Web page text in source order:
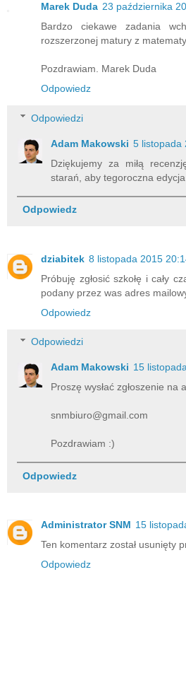
Marek Duda 23 października
Bardzo ciekawe zadania
rozszerzonej matury z
Pozdrawiam. Marek Duda
Odpowiedz
Odpowiedzi
Adam Makowski 5 listopada
Dziękujemy za miłą
starań, aby tegoroczna edycja
Odpowiedz
dziabitek 8 listopada 2015
Próbuję zgłosić szkołę i cały
podany przez was adres
Odpowiedz
Odpowiedzi
Adam Makowski 15
Proszę wysłać zgłoszenie na
snmbiuro@gmail.com
Pozdrawiam :)
Odpowiedz
Administrator SNM 15
Ten komentarz został usunięty
Odpowiedz